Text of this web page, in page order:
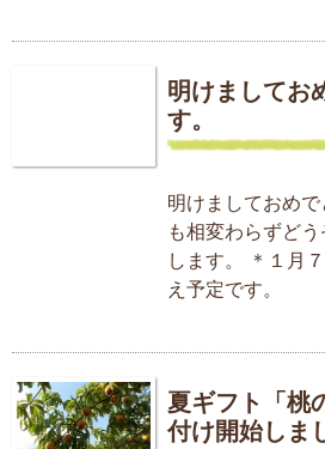
明けましてお
す。
明けましておめ
も相変わらずど
します。 ＊１月
え予定です。
夏ギフト「桃
付け開始しま